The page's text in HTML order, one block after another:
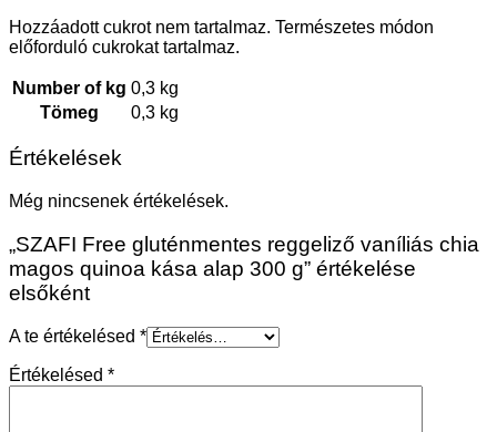
Hozzáadott cukrot nem tartalmaz. Természetes módon
előforduló cukrokat tartalmaz.
Number of kg 0,3 kg
Tömeg
0,3 kg
Értékelések
Még nincsenek értékelések.
„SZAFI Free gluténmentes reggeliző vaníliás chia
magos quinoa kása alap 300 g” értékelése
elsőként
A te értékelésed *
Értékelésed *